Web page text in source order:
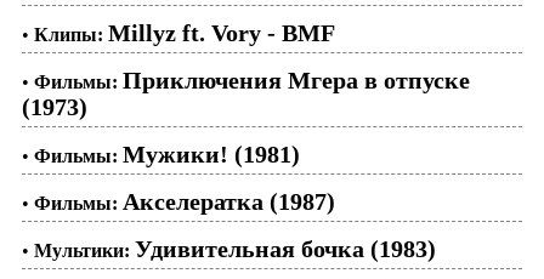
• Клипы: Millyz ft. Vory - BMF
• Фильмы: Приключения Мгера в отпуске
(1973)
• Фильмы: Мужики! (1981)
• Фильмы: Акселератка (1987)
• Мультики: Удивительная бочка (1983)